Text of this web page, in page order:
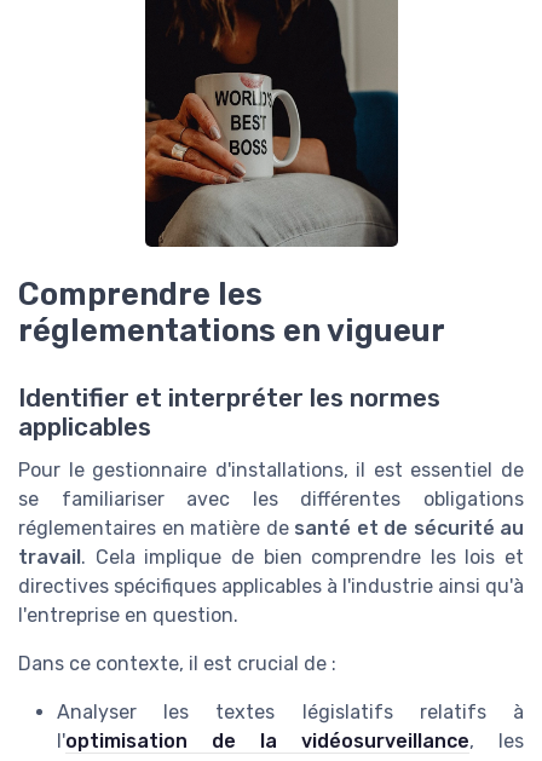
Comprendre les
réglementations en vigueur
Identifier et interpréter les normes
applicables
Pour le gestionnaire d'installations, il est essentiel de
se familiariser avec les différentes obligations
réglementaires en matière de santé et de sécurité au
travail. Cela implique de bien comprendre les lois et
directives spécifiques applicables à l'industrie ainsi qu'à
l'entreprise en question.
Dans ce contexte, il est crucial de :
Analyser les textes législatifs relatifs à
l'optimisation de la vidéosurveillance, les